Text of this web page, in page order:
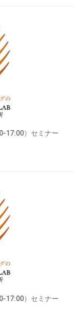
17:00）セミナー
17:00）セミナー